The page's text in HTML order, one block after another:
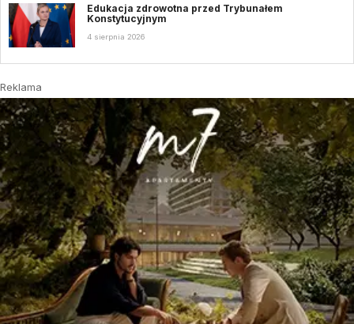
Edukacja zdrowotna przed Trybunałem
Konstytucyjnym
4 sierpnia 2026
Reklama